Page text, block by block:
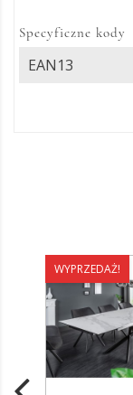
Specyficzne kody
EAN13
WYPRZEDAŻ!